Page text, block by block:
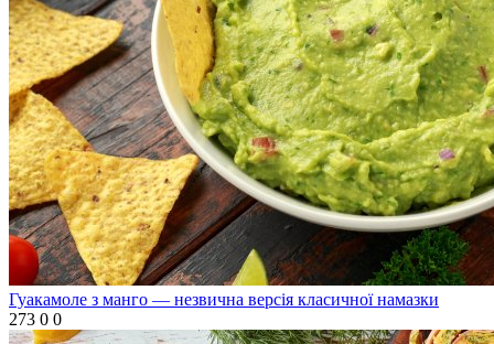
Гуакамоле з манго — незвична версія класичної намазки
273 0 0